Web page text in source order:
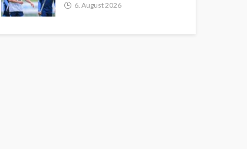
6. August 2026